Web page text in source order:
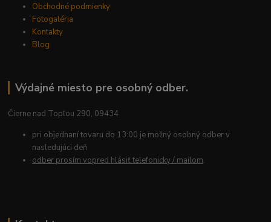
Obchodné podmienky
Fotogaléria
Kontakty
Blog
Výdajné miesto pre osobný odber.
Čierne nad Topľou 290, 09434
pri objednaní tovaru do 13:00 je možný osobný odber v
nasledujúci deň
odber prosím vopred hlásiť telefonicky / mailom.